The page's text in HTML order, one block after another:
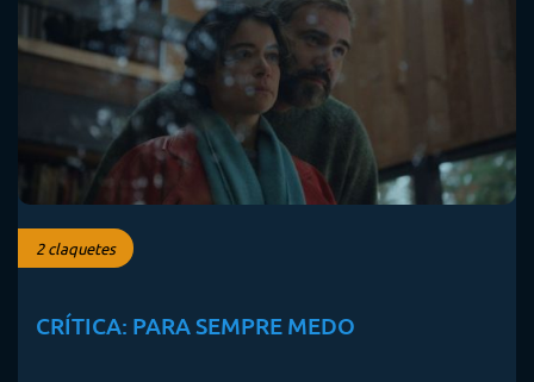
2 claquetes
CRÍTICA: PARA SEMPRE MEDO